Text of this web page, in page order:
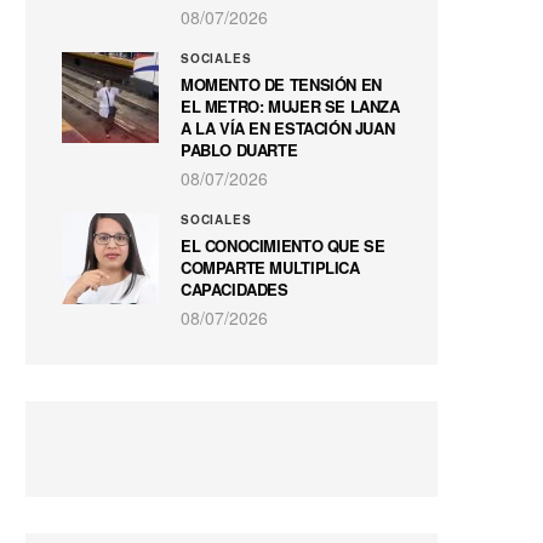
08/07/2026
SOCIALES
MOMENTO DE TENSIÓN EN
EL METRO: MUJER SE LANZA
A LA VÍA EN ESTACIÓN JUAN
PABLO DUARTE
08/07/2026
SOCIALES
EL CONOCIMIENTO QUE SE
COMPARTE MULTIPLICA
CAPACIDADES
08/07/2026